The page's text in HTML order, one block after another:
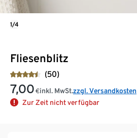
Fliesenblitz
(50)
7,00 €inkl. MwSt.zzgl. Versandkosten
Zur Zeit nicht verfügbar
1/4